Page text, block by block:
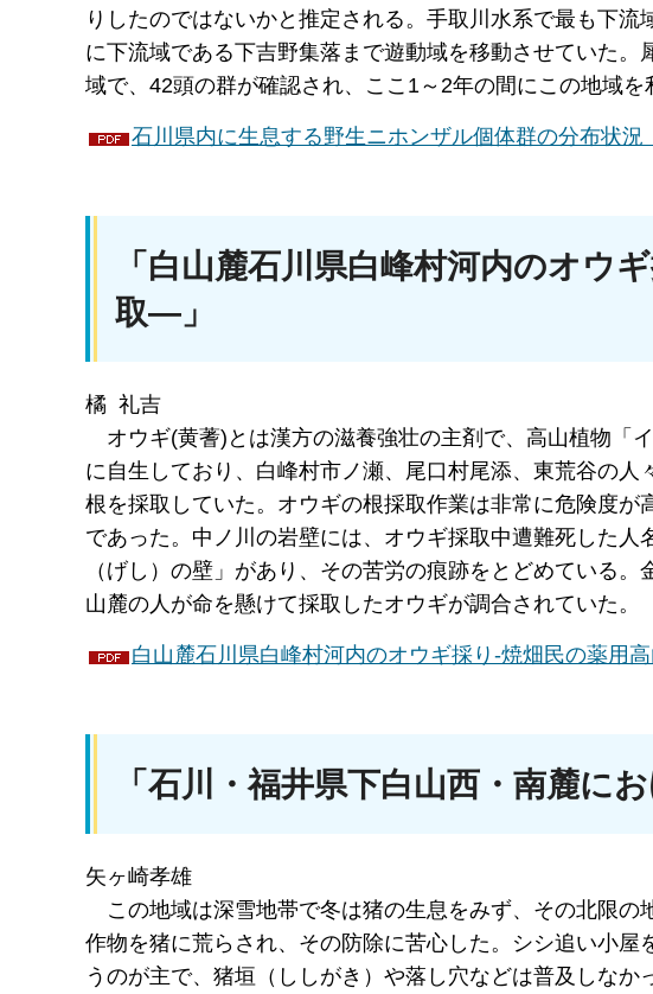
りしたのではないかと推定される。手取川水系で最も下
に下流域である下吉野集落まで遊動域を移動させていた
域で、42頭の群が確認され、ここ1～2年の間にこの地域を
石川県内に生息する野生ニホンザル個体群の分布状況
「白山麓石川県白峰村河内のオウ
取―」
橘 礼吉
オウギ(黄蓍)とは漢方の滋養強壮の主剤で、高山植物「
に自生しており、白峰村市ノ瀬、尾口村尾添、東荒谷の
根を採取していた。オウギの根採取作業は非常に危険度
であった。中ノ川の岩壁には、オウギ採取中遭難死した
（げし）の壁」があり、その苦労の痕跡をとどめている
山麓の人が命を懸けて採取したオウギが調合されていた。
白山麓石川県白峰村河内のオウギ採り-焼畑民の薬用
「石川・福井県下白山西・南麓に
矢ヶ崎孝雄
この地域は深雪地帯で冬は猪の生息をみず、その北限の
作物を猪に荒らされ、その防除に苦心した。シシ追い小
うのが主で、猪垣（ししがき）や落し穴などは普及しな